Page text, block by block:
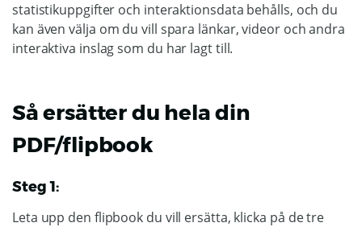
statistikuppgifter och interaktionsdata behålls, och du
kan även välja om du vill spara länkar, videor och andra
interaktiva inslag som du har lagt till.
Så ersätter du hela din
PDF/flipbook
Steg 1:
Leta upp den flipbook du vill ersätta, klicka på de tre